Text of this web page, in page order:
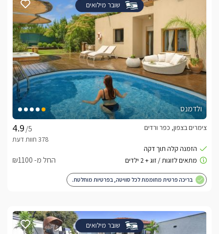
שובר מילואים
ולדמנס
/5
צימרים בצפון, כפר ורדים
החל מ- ₪1100
בריכה פרטית מחוממת לכל סוויטה, בפרטיות מוחלטת.
שובר מילואים